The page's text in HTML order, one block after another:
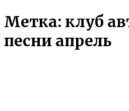
Метка: клуб
песни апрель